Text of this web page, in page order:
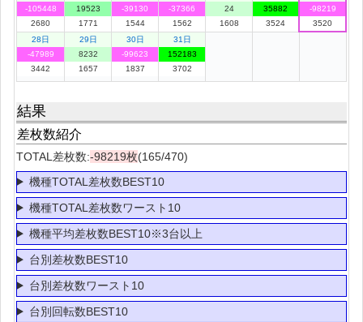
-105448
2680
19523
1771
-39130
1544
-37366
1562
24
1608
35882
3524
-98219
3520
28日
-47989
3442
29日
8232
1657
30日
-99623
1837
31日
152183
3702
結果
差枚数紹介
TOTAL差枚数:-98219枚(165/470)
機種TOTAL差枚数BEST10
機種TOTAL差枚数ワースト10
機種平均差枚数BEST10※3台以上
台別差枚数BEST10
台別差枚数ワースト10
台別回転数BEST10